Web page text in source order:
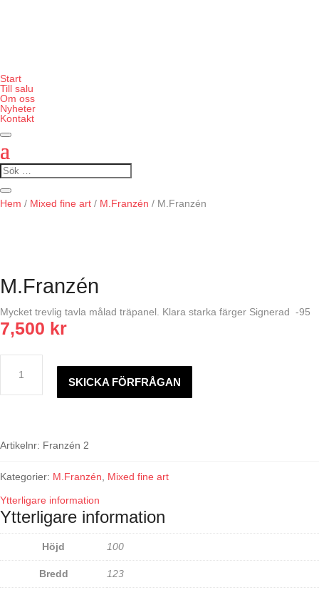
Start
Till salu
Om oss
Nyheter
Kontakt
Hem / Mixed fine art / M.Franzén / M.Franzén
M.Franzén
Mycket trevlig tavla målad träpanel. Klara starka färger Signerad -95
7,500 kr
mängd
SKICKA FÖRFRÅGAN
Artikelnr: Franzén 2
Kategorier: M.Franzén Mixed fine art
Ytterligare information
Ytterligare information
Höjd 100
Bredd 123